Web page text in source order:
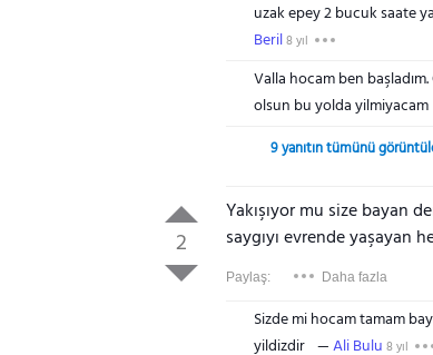
uzak epey 2 bucuk saate
Beril8 yıl
Valla hocam ben
olsun bu yolda yilmiyacam
9 yanıtın tümünü
2
Yakışıyor mu size bayan
saygıyı evrende yaşayan
Paylaş: Daha fazla
Sizde mi hocam tamam
yildizdir
Ali Bulu 8 yıl